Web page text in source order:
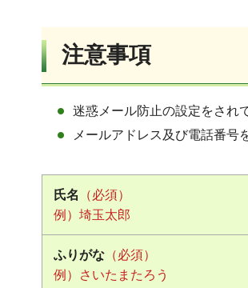
注意事項
迷惑メール防止の設定をされ
メールアドレス及び電話番号
氏名
（必須）
例）埼玉太郎
ふりがな （必須）
例）さいたまたろう